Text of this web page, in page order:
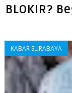
BLOKIR?
KABAR SURABAYA